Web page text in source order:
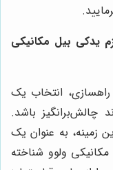
یدکی بیل مکانیکی
راهسازی، انتخاب یک
چالش‌برانگیز باشد.
زمینه، به عنوان یک
ولوو شناخته